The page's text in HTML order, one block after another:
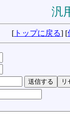
汎
[ トップに戻る] [